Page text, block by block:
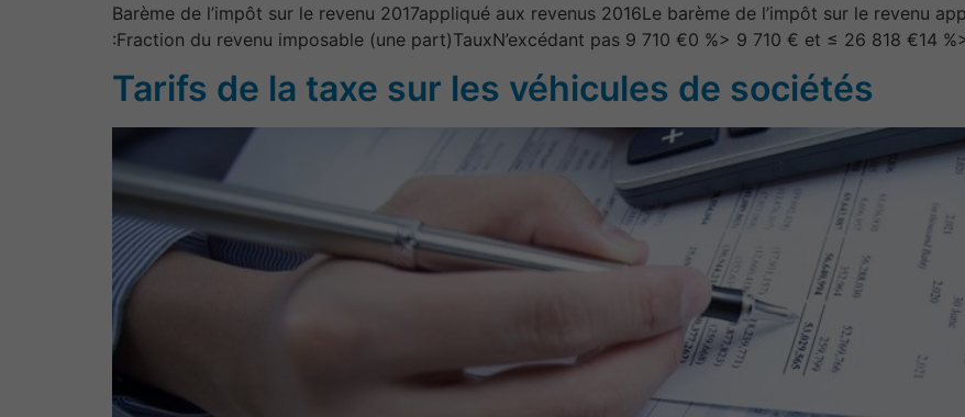
Barème de l’impôt sur le revenu 2017appliqué aux revenus 2016Le barème de l’impôt sur le revenu
:Fraction du revenu imposable (une part)TauxN’excédant pas 9 710 €0 %> 9 710 € et ≤ 26 818 €14
Tarifs de la taxe sur les véhicules de sociétés